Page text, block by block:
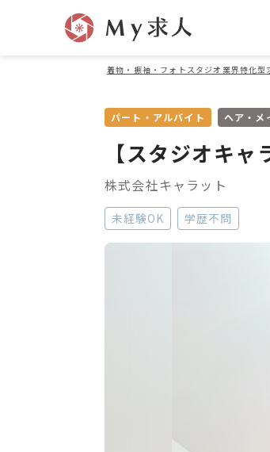
着物・振袖・フォトスタジオ業界特化型
パート・アルバイト ヘア・メ
【スタジオキ
株式会社キャラット
未経験OK 学歴不問